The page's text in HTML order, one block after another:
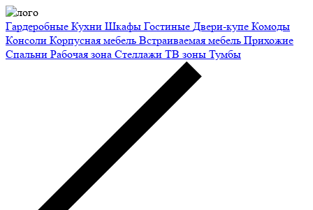
Гардеробные Кухни Шкафы Гостиные Двери-купе Комоды
Консоли Корпусная мебель Встраиваемая мебель Прихожие
Спальни Рабочая зона Стеллажи ТВ зоны Тумбы